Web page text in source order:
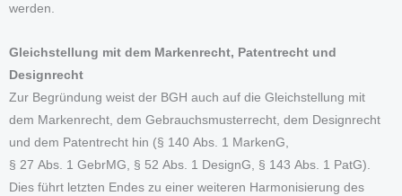
werden.
Gleichstellung mit dem Markenrecht, Patentrecht und
Designrecht
Zur Begründung weist der BGH auch auf die Gleichstellung mit
dem Markenrecht, dem Gebrauchsmusterrecht, dem Designrecht
und dem Patentrecht hin (§ 140 Abs. 1 MarkenG,
§ 27 Abs. 1 GebrMG, § 52 Abs. 1 DesignG, § 143 Abs. 1 PatG).
Dies führt letzten Endes zu einer weiteren Harmonisierung des